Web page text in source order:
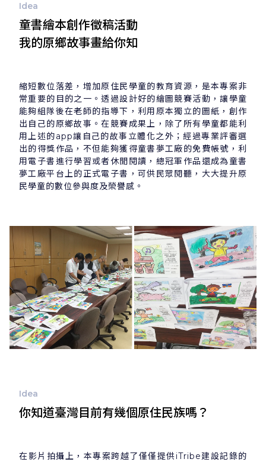
Idea
童書繪本創作徵稿活動
我的原鄉故事畫給你知
縮短數位落差，增加原住民學童的教育資源，是本專案非
常重要的目的之一。透過設計好的繪圖競賽活動，讓學童
能夠組隊後在老師的指導下，利用原本獨立的圖紙，創作
出自己的原鄉故事。在競賽成果上，除了所有學童都能利
用上述的app讓自己的故事立體化之外；經過專業評審選
出的得獎作品，不但能夠獲得童書夢工廠的免費帳號，利
用電子書進行學習或者休閒閱讀，總冠軍作品還成為童書
夢工廠平台上的正式電子書，可供民眾閱聽，大大提升原
民學童的數位參與度及榮譽感。
Idea
你知道臺灣目前有幾個原住民族嗎？
在影片拍攝上，本專案跨越了僅僅提供iTribe建設記錄的